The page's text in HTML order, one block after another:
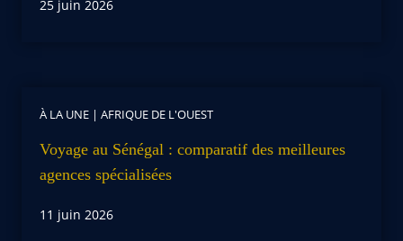
25 juin 2026
À LA UNE | AFRIQUE DE L'OUEST
Voyage au Sénégal : comparatif des meilleures
agences spécialisées
11 juin 2026